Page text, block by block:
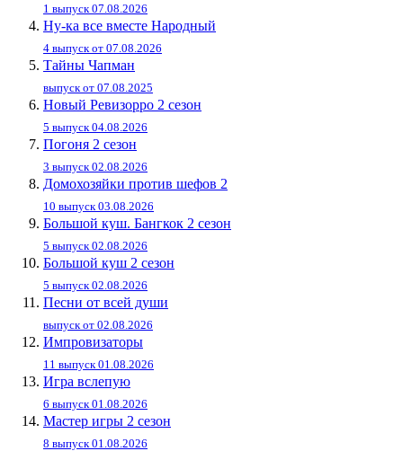
1 выпуск 07.08.2026
Ну-ка все вместе Народный
4 выпуск от 07.08.2026
Тайны Чапман
выпуск от 07.08.2025
Новый Ревизорро 2 сезон
5 выпуск 04.08.2026
Погоня 2 сезон
3 выпуск 02.08.2026
Домохозяйки против шефов 2
10 выпуск 03.08.2026
Большой куш. Бангкок 2 сезон
5 выпуск 02.08.2026
Большой куш 2 сезон
5 выпуск 02.08.2026
Песни от всей души
выпуск от 02.08.2026
Импровизаторы
11 выпуск 01.08.2026
Игра вслепую
6 выпуск 01.08.2026
Мастер игры 2 сезон
8 выпуск 01.08.2026